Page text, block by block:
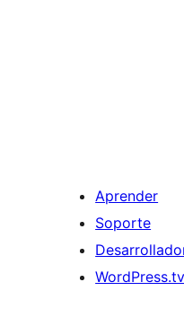
Aprender
Soporte
WordPress.tv